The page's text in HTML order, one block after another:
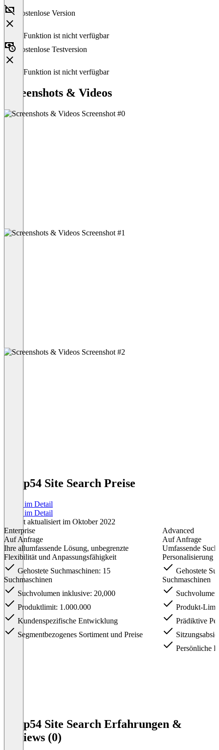
Kostenlose Version
Diese Funktion ist nicht verfügbar
Kostenlose Testversion
Diese Funktion ist nicht verfügbar
Screenshots & Videos
Loop54 Site Search Preise
Preise im Detail
Preise im Detail
Zuletzt aktualisiert im Oktober 2022
Enterprise
Auf Anfrage
Ihre allumfassende Lösung, unbegrenzte
Flexibilität und Anpassungsfähigkeit
Gehostete Suchmaschinen: 15
Suchmaschinen
Suchvolumen inklusive: 20,000
Produktlimit: 1.000.000
Kundenspezifische Entwicklung
Segmentbezogenes Sortiment und Preise
Advanced
Auf Anfrage
Umfassende
Personalisierung
Gehostete
Suchmaschinen
Produkt-
Prädiktive
Persönliche
Loop54 Site Search Erfahrungen &
Reviews (0)